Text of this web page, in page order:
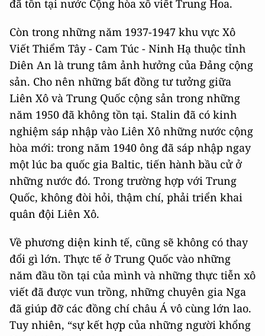
đã tồn tại nước Cộng hòa xô viết Trung Hoa.
Còn trong những năm 1937-1947 khu vực Xô
Viết Thiểm Tây - Cam Túc - Ninh Hạ thuộc tỉnh
Diên An là trung tâm ảnh hưởng của Đảng cộng
sản. Cho nên những bất đồng tư tưởng giữa
Liên Xô và Trung Quốc cộng sản trong những
năm 1950 đã không tồn tại. Stalin đã có kinh
nghiệm sáp nhập vào Liên Xô những nước cộng
hòa mới: trong năm 1940 ông đã sáp nhập ngay
một lúc ba quốc gia Baltic, tiến hành bầu cử ở
những nước đó. Trong trường hợp với Trung
Quốc, không đòi hỏi, thậm chí, phải triển khai
quân đội Liên Xô.
Về phương diện kinh tế, cũng sẽ không có thay
đổi gì lớn. Thực tế ở Trung Quốc vào những
năm đầu tồn tại của mình và những thực tiễn xô
viết đã được vun trồng, những chuyên gia Nga
đã giúp đỡ các đồng chí châu Á vô cùng lớn lao.
Tuy nhiên, “sự kết hợp của những người khổng